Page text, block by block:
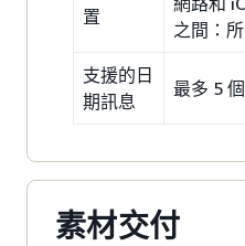
置
之間：
支援的日
期訊息
最多 5
素材交付